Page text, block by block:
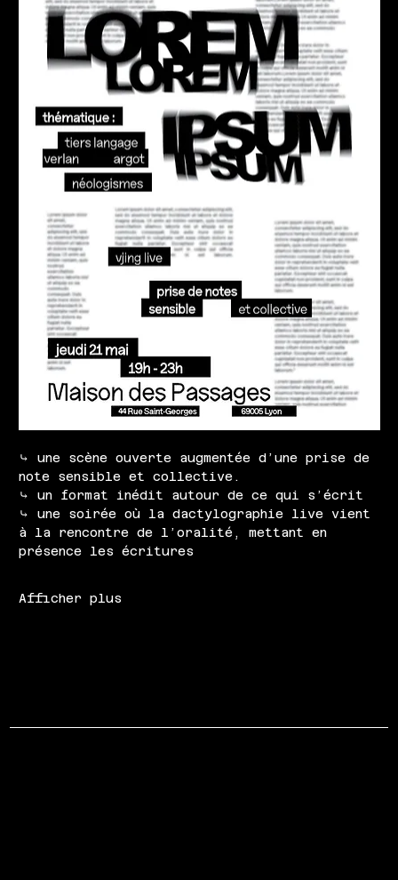
⤷ une scène ouverte augmentée d’une prise de
note sensible et collective.
⤷ un format inédit autour de ce qui s’écrit
⤷ une soirée où la dactylographie live vient
à la rencontre de l’oralité, mettant en
présence les écritures
Afficher plus